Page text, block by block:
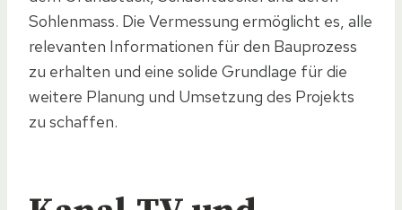
Sohlenmass. Die Vermessung ermöglicht es, alle
relevanten Informationen für den Bauprozess
zu erhalten und eine solide Grundlage für die
weitere Planung und Umsetzung des Projekts
zu schaffen.